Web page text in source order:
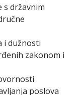
s državnim
i dužnosti
zakonom i
poslova